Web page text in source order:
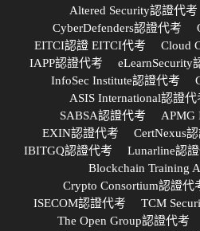
Altered Security認證代考
CyberDefenders認證代考
EITCI認證 EITCI代考
Cloud
IAPP認證代考
eLearnSecurity
InfoSec Institute認證代考
ASIS International認證代
SABSA認證代考
APMG
EXIN認證代考
CertNexus
IBITGQ認證代考
Lunarline認
Blockchain Training
Crypto Consortium認證代
ISECOM認證代考
TCM
The Open Group認證代考